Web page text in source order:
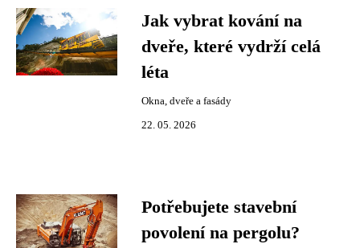
Jak vybrat kování na
dveře, které vydrží celá
léta
Okna, dveře a fasády
22. 05. 2026
Potřebujete stavební
povolení na pergolu?